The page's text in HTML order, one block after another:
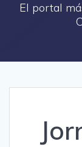
El portal